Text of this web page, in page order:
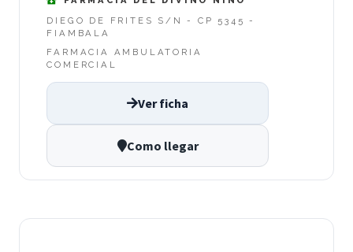
DIEGO DE FRITES S/N - CP 5345 -
FIAMBALA
FARMACIA AMBULATORIA
COMERCIAL
Ver ficha
Como llegar